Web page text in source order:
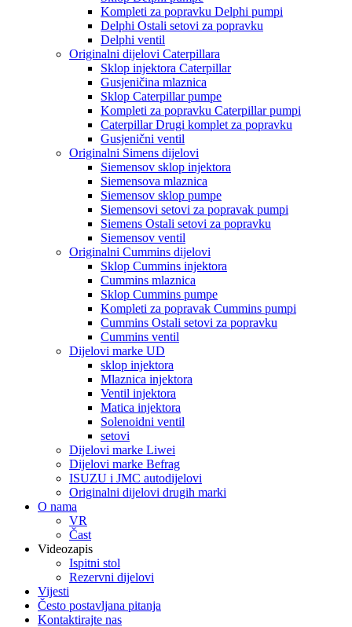
Kompleti za popravku Delphi pumpi
Delphi Ostali setovi za popravku
Delphi ventil
Originalni dijelovi Caterpillara
Sklop injektora Caterpillar
Gusjeničina mlaznica
Sklop Caterpillar pumpe
Kompleti za popravku Caterpillar pumpi
Caterpillar Drugi komplet za popravku
Gusjenični ventil
Originalni Simens dijelovi
Siemensov sklop injektora
Siemensova mlaznica
Siemensov sklop pumpe
Siemensovi setovi za popravak pumpi
Siemens Ostali setovi za popravku
Siemensov ventil
Originalni Cummins dijelovi
Sklop Cummins injektora
Cummins mlaznica
Sklop Cummins pumpe
Kompleti za popravak Cummins pumpi
Cummins Ostali setovi za popravku
Cummins ventil
Dijelovi marke UD
sklop injektora
Mlaznica injektora
Ventil injektora
Matica injektora
Solenoidni ventil
setovi
Dijelovi marke Liwei
Dijelovi marke Befrag
ISUZU i JMC autodijelovi
Originalni dijelovi drugih marki
O nama
VR
Čast
Videozapis
Ispitni stol
Rezervni dijelovi
Vijesti
Često postavljana pitanja
Kontaktirajte nas